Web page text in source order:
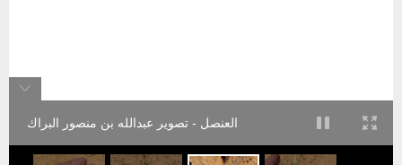
العنصل - تصوير عبدالله بن منصور البراك